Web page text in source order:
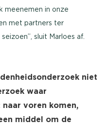
meenemen in onze
met partners ter
sluit Marloes af.
niet
waar
voren komen,
middel om de